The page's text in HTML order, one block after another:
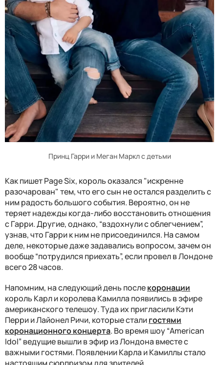
Принц Гарри и Меган Маркл с детьми
Как пишет Page Six, король оказался "искренне
разочарован" тем, что его сын не остался разделить с
ним радость большого события. Вероятно, он не
теряет надежды когда-либо восстановить отношения
с Гарри. Другие, однако, “вздохнули с облегчением”,
узнав, что Гарри к ним не присоединился. На самом
деле, некоторые даже задавались вопросом, зачем он
вообще “потрудился приехать”, если провел в Лондоне
всего 28 часов.
Напомним, на следующий день послекоронации
король Карл и королева Камилла появились в эфире
американского телешоу. Туда их пригласили Кэти
Перри и Лайонел Ричи, которые сталигостями
коронационного концерта. Во время шоу “American
Idol” ведущие вышли в эфир из Лондона вместе с
важными гостями. Появлении Карла и Камиллы стало